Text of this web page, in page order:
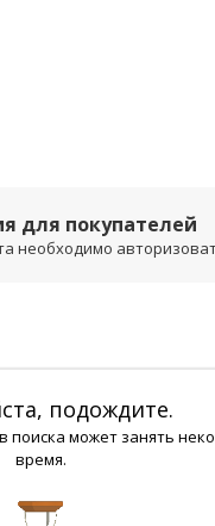
для покупателей
подождите.
поиска может занять
время.